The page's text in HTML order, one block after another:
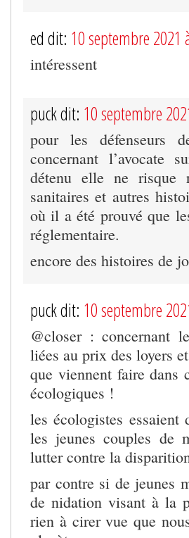
ed dit: 10 septembre 2021
intéressent
puck dit: 10 septembre
pour les défenseurs
concernant l’avocate
détenu elle ne risque
sanitaires et autres
où il a été prouvé que
réglementaire.
encore des histoires de
puck dit: 10 septembre
@closer : concernant
liées au prix des loyers
que viennent faire dans
écologiques !
les écologistes
les jeunes couples de
lutter contre la
par contre si de jeunes
de nidation visant à la
rien à cirer vue que